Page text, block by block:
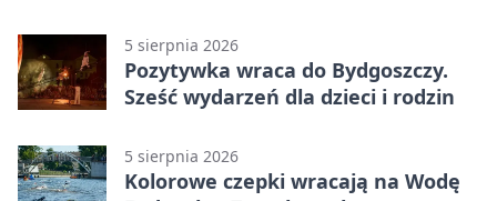
5 sierpnia 2026
Pozytywka wraca do Bydgoszczy.
Sześć wydarzeń dla dzieci i rodzin
5 sierpnia 2026
Kolorowe czepki wracają na Wodę